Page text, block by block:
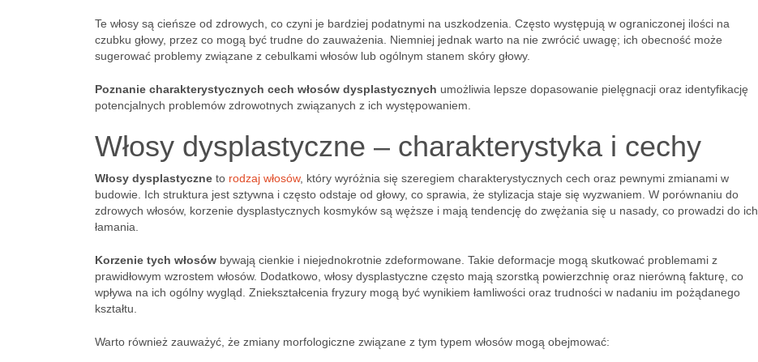
Te włosy są cieńsze od zdrowych, co czyni je bardziej podatnymi na uszkodzenia. Często występują w ograniczonej ilości na
czubku głowy, przez co mogą być trudne do zauważenia. Niemniej jednak warto na nie zwrócić uwagę; ich obecność może
sugerować problemy związane z cebulkami włosów lub ogólnym stanem skóry głowy.
Poznanie charakterystycznych cech włosów dysplastycznych umożliwia lepsze dopasowanie pielęgnacji oraz identyfikację
potencjalnych problemów zdrowotnych związanych z ich występowaniem.
Włosy dysplastyczne – charakterystyka i cechy
Włosy dysplastyczne to rodzaj włosów, który wyróżnia się szeregiem charakterystycznych cech oraz pewnymi zmianami w
budowie. Ich struktura jest sztywna i często odstaje od głowy, co sprawia, że stylizacja staje się wyzwaniem. W porównaniu do
zdrowych włosów, korzenie dysplastycznych kosmyków są węższe i mają tendencję do zwężania się u nasady, co prowadzi do ich
łamania.
Korzenie tych włosów bywają cienkie i niejednokrotnie zdeformowane. Takie deformacje mogą skutkować problemami z
prawidłowym wzrostem włosów. Dodatkowo, włosy dysplastyczne często mają szorstką powierzchnię oraz nierówną fakturę, co
wpływa na ich ogólny wygląd. Zniekształcenia fryzury mogą być wynikiem łamliwości oraz trudności w nadaniu im pożądanego
kształtu.
Warto również zauważyć, że zmiany morfologiczne związane z tym typem włosów mogą obejmować: